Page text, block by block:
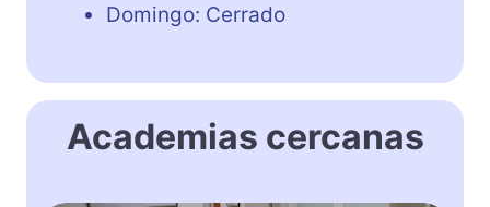
Domingo: Cerrado
Academias cercanas